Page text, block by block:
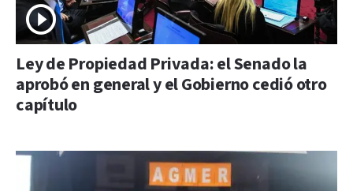
Ley de Propiedad Privada: el Senado la
aprobó en general y el Gobierno cedió otro
capítulo